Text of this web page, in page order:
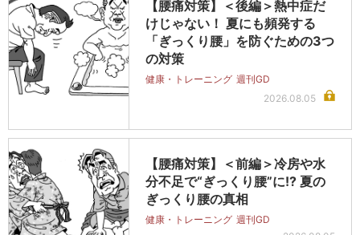
【腰痛対策】＜後編＞熱中症だ
けじゃない！ 夏にも頻発する
「ぎっくり腰」を防ぐための3つ
の対策
健康・トレーニング 週刊GD
2026.08.05
【腰痛対策】＜前編＞冷房や水
分不足で“ぎっくり腰”に!? 夏の
ぎっくり腰の真相
健康・トレーニング 週刊GD